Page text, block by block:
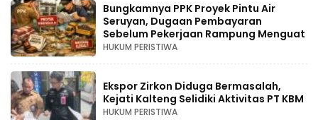
Bungkamnya PPK Proyek Pintu Air
Seruyan, Dugaan Pembayaran
Sebelum Pekerjaan Rampung Menguat
HUKUM PERISTIWA
Ekspor Zirkon Diduga Bermasalah,
Kejati Kalteng Selidiki Aktivitas PT KBM
HUKUM PERISTIWA